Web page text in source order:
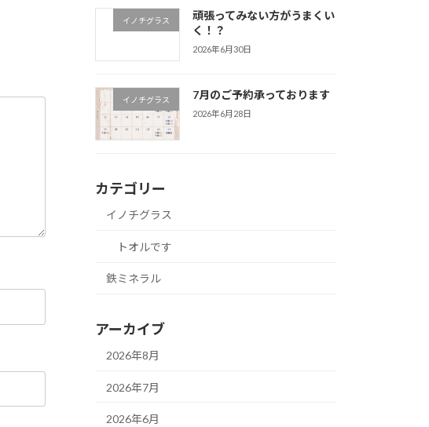
イノチグラス
頑張ってみない方がうまくい
く！？
2026年6月30日
イノチグラス 7月のご予約承っております
2026年6月28日
カテゴリー
イノチグラス
トオルです
鉄ミネラル
アーカイブ
2026年8月
2026年7月
2026年6月